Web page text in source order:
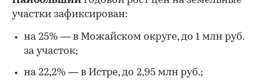
участки зафиксирован:
на 25% — в Можайском округе, до 1 млн руб.
за участок;
на 22,2% — в Истре, до 2,95 млн руб.;